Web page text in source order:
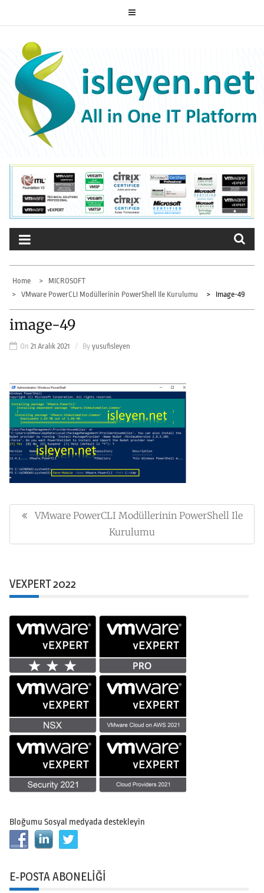
to
ISLEYEN.NET
All-in-One IT Platform
Home
MICROSOFT
VMware PowerCLI Modüllerinin PowerShell Ile Kurulumu
Image-49
image-49
On 21 Aralık 2021 By yusufisleyen
gezinmesi
Previous
VMware PowerCLI Modüllerinin PowerShell Ile
Kurulumu
VEXPERT 2022
Bloğumu Sosyal medyada destekleyin
E-POSTA ABONELIĞI